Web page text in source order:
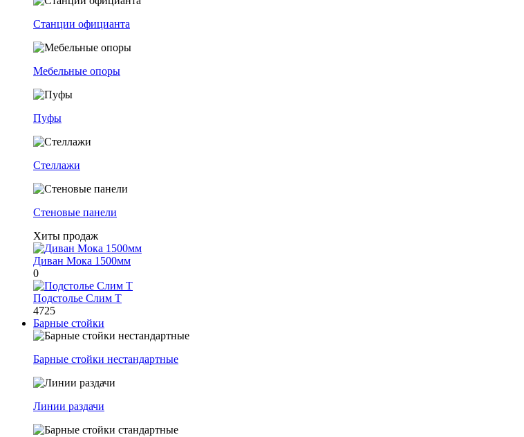
Станции официанта
Мебельные опоры
Пуфы
Стеллажи
Стеновые панели
Хиты продаж
Диван Мока 1500мм
0
Подстолье Слим Т
4725
Барные стойки
Барные стойки нестандартные
Линии раздачи